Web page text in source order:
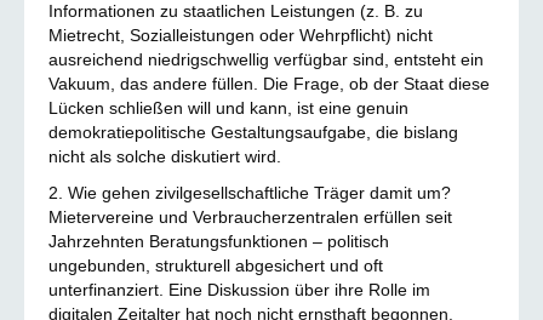
Informationen zu staatlichen Leistungen (z. B. zu
Mietrecht, Sozialleistungen oder Wehrpflicht) nicht
ausreichend niedrigschwellig verfügbar sind, entsteht ein
Vakuum, das andere füllen. Die Frage, ob der Staat diese
Lücken schließen will und kann, ist eine genuin
demokratiepolitische Gestaltungsaufgabe, die bislang
nicht als solche diskutiert wird.
2. Wie gehen zivilgesellschaftliche Träger damit um?
Mietervereine und Verbraucherzentralen erfüllen seit
Jahrzehnten Beratungsfunktionen – politisch
ungebunden, strukturell abgesichert und oft
unterfinanziert. Eine Diskussion über ihre Rolle im
digitalen Zeitalter hat noch nicht ernsthaft begonnen.